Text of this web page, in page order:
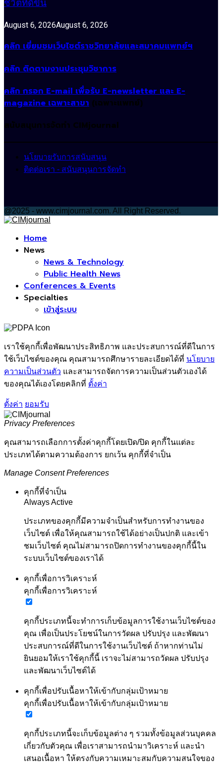
ชีวิตที่ดีขึ้น
August 6, 2026August 6, 2026
คลิก เยี่ยมชมเว็บไซต์ราชวิทยาลัยและสมาคมแพทย์ฯ
คลิก ติดตามงานประชุมวิชาการ
คลิก กรอก E-mail เพื่อรับ E-newsletter และ E-
magazine เฉพาะสาขา (เฉพาะแพทย์)
สนับสนุนการจัดทำ CIMjournal
นโยบายรับการสนับสนุน
ติดต่อเรา - สนับสนุนการจัดทำ
@2025 - www.cimjournal.com. All Right Reserved.
Home
News
News & Technology
Public Health News
Conferences & Events
Specialties
เข้าสู่ระบบ
เราใช้คุกกี้เพื่อพัฒนาประสิทธิภาพ และประสบการณ์ที่ดีในการ
ใช้เว็บไซต์ของคุณ คุณสามารถศึกษารายละเอียดได้ที่ นโยบาย
ความเป็นส่วนตัว และสามารถจัดการความเป็นส่วนตัวเองได้
ของคุณได้เองโดยคลิกที่ ตั้งค่า
ตั้งค่า ยอมรับ
Privacy Preferences
คุณสามารถเลือกการตั้งค่าคุกกี้โดยเปิด/ปิด คุกกี้ในแต่ละ
ประเภทได้ตามความต้องการ ยกเว้น คุกกี้ที่จำเป็น
Manage Consent Preferences
คุกกี้ที่จำเป็น
Always Active
ประเภทของคุกกี้มีความจำเป็นสำหรับการทำงานของ
เว็บไซต์ เพื่อให้คุณสามารถใช้ได้อย่างเป็นปกติ และเข้า
ชมเว็บไซต์ คุณไม่สามารถปิดการทำงานของคุกกี้นี้ใน
ระบบเว็บไซต์ของเราได้
คุกกี้เพื่อการวิเคราะห์
คุกกี้เพื่อการวิเคราะห์
คุกกี้ประเภทนี้จะทำการเก็บข้อมูลการใช้งานเว็บไซต์ของ
คุณ เพื่อเป็นประโยชน์ในการวัดผล ปรับปรุง และพัฒนา
ประสบการณ์ที่ดีในการใช้งานเว็บไซต์ ถ้าหากท่านไม่
ยินยอมให้เราใช้คุกกี้นี้ เราจะไม่สามารถวัดผล ปรับปรุง
และพัฒนาเว็บไซต์ได้
คุกกี้เพื่อปรับเนื้อหาให้เข้ากับกลุ่มเป้าหมาย
คุกกี้เพื่อปรับเนื้อหาให้เข้ากับกลุ่มเป้าหมาย
คุกกี้ประเภทนี้จะเก็บข้อมูลต่าง ๆ รวมทั้งข้อมูลส่วนบุคคล
เกี่ยวกับตัวคุณ เพื่อเราสามารถนำมาวิเคราะห์ และนำ
เสนอเนื้อหา ให้ตรงกับความเหมาะสมกับความสนใจของ